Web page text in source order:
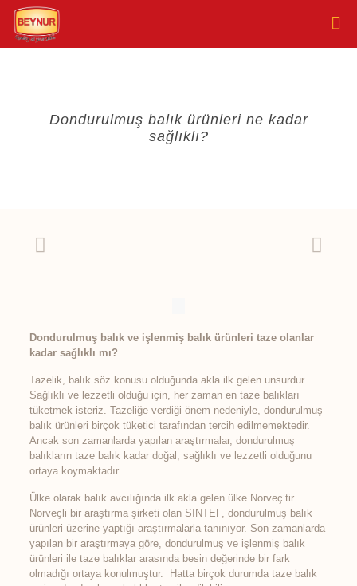
Dondurulmuş balık ürünleri ne kadar
sağlıklı?
Dondurulmuş balık ve işlenmiş balık ürünleri taze olanlar
kadar sağlıklı mı?
Tazelik, balık söz konusu olduğunda akla ilk gelen unsurdur.
Sağlıklı ve lezzetli olduğu için, her zaman en taze balıkları
tüketmek isteriz. Tazeliğe verdiği önem nedeniyle, dondurulmuş
balık ürünleri birçok tüketici tarafından tercih edilmemektedir.
Ancak son zamanlarda yapılan araştırmalar, dondurulmuş
balıkların taze balık kadar doğal, sağlıklı ve lezzetli olduğunu
ortaya koymaktadır.
Ülke olarak balık avcılığında ilk akla gelen ülke Norveç’tir.
Norveçli bir araştırma şirketi olan SINTEF, dondurulmuş balık
ürünleri üzerine yaptığı araştırmalarla tanınıyor. Son zamanlarda
yapılan bir araştırmaya göre, dondurulmuş ve işlenmiş balık
ürünleri ile taze balıklar arasında besin değerinde bir fark
olmadığı ortaya konulmuştur. Hatta birçok durumda taze balık